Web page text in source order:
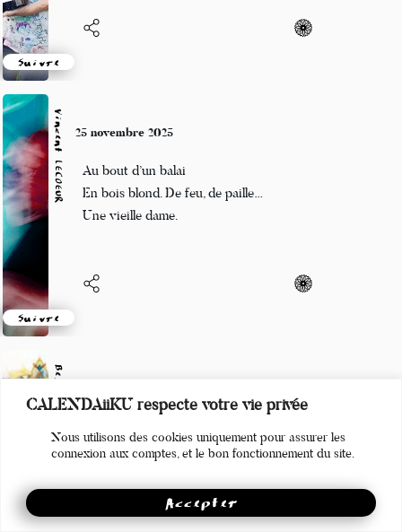
CALENDAiiKU respecte votre vie privée
Nous utilisons des cookies uniquement pour assurer les
connexion aux comptes, et le bon fonctionnement du site.
Accepter
Suivre
Vincent LECŒUR
Suivre
Au bout d’un balai
En bois blond. De feu, de paille…
Beloroma 24 novembre 2025
Mort apprivoisé,
Vivre sans une part de soi,
Authenticité